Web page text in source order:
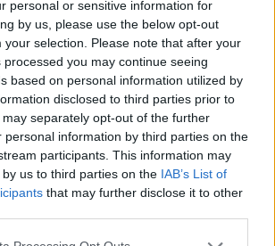
personal or sensitive information for
by us, please use the below opt-out
your selection. Please note that after your
you may continue seeing
based on personal information utilized by
disclosed to third parties prior to
separately opt-out of the further
personal information by third parties on the
participants. This information may
us to third parties on the IAB’s List of
that may further disclose it to other